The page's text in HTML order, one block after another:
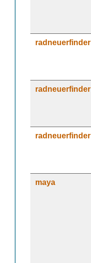
radneuerfinder
radneuerfinder
radneuerfinder
maya